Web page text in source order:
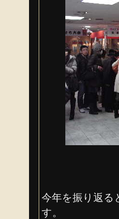
今年を振り返る
す。